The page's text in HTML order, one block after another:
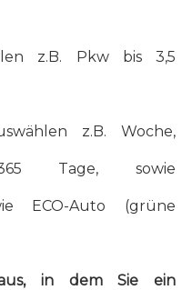
z.B. Pkw bis 3,5
z.B. Woche,
Tage, sowie
ECO-Auto (grüne
in dem Sie ein